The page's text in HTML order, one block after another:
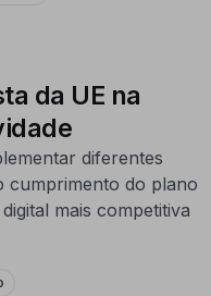
da UE na
diferentes
cumprimento do plano
mais competitiva